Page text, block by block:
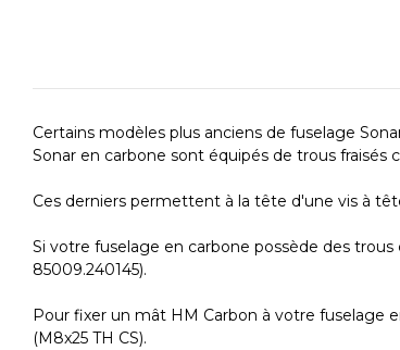
Certains modèles plus anciens de fuselage
Sonar en carbone sont équipés de trous fraisés
Ces derniers permettent à la tête d'une vis à
Si votre fuselage en carbone possède des
85009.240145).
Pour fixer un mât HM Carbon à votre fuselage
(M8x25 TH CS).